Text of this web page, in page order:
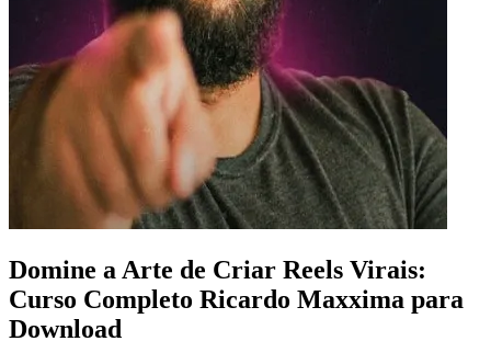
Domine a Arte de Criar Reels Virais:
Curso Completo Ricardo Maxxima para
Download